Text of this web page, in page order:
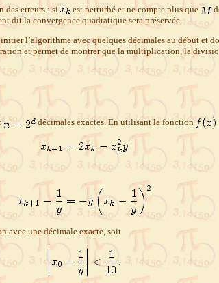
des erreurs : si est perturbé et ne compte plus que
dit la convergence quadratique sera préservée.
l’algorithme avec quelques décimales au début et
et permet de montrer que la multiplication, la
décimales exactes. En utilisant la fonction
avec une décimale exacte, soit